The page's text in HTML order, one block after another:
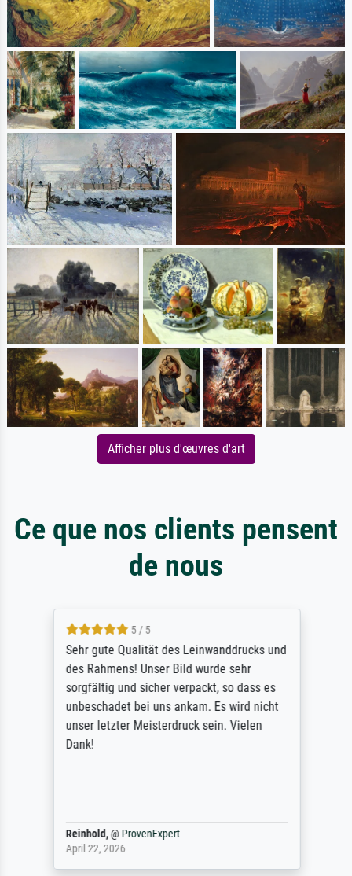
Afficher plus d'œuvres d'art
Ce que nos clients pensent
de nous
5 / 5
Sehr gute Qualität des Leinwanddrucks und
des Rahmens! Unser Bild wurde sehr
sorgfältig und sicher verpackt, so dass es
unbeschadet bei uns ankam. Es wird nicht
unser letzter Meisterdruck sein. Vielen
Dank!
Reinhold,@ ProvenExpert
April 22, 2026